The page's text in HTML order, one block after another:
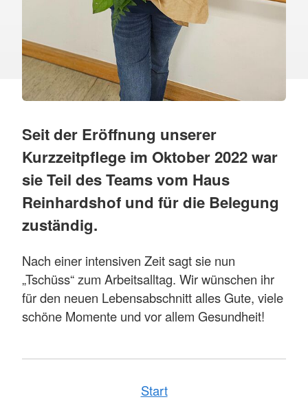
Seit der Eröffnung unserer
Kurzzeitpflege im Oktober 2022 war
sie Teil des Teams vom Haus
Reinhardshof und für die Belegung
zuständig.
Nach einer intensiven Zeit sagt sie nun
„Tschüss“ zum Arbeitsalltag. Wir wünschen ihr
für den neuen Lebensabschnitt alles Gute, viele
schöne Momente und vor allem Gesundheit!
Start